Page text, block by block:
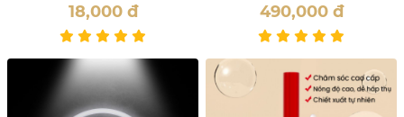
18,000 đ 490,000 đ